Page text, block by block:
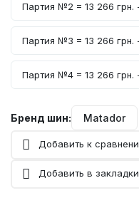
Партия №2 = 13 266 грн.
Партия №3 = 13 266 грн.
Партия №4 = 13 266 грн.
Бренд шин: Matador
Добавить к
Добавить в закладки